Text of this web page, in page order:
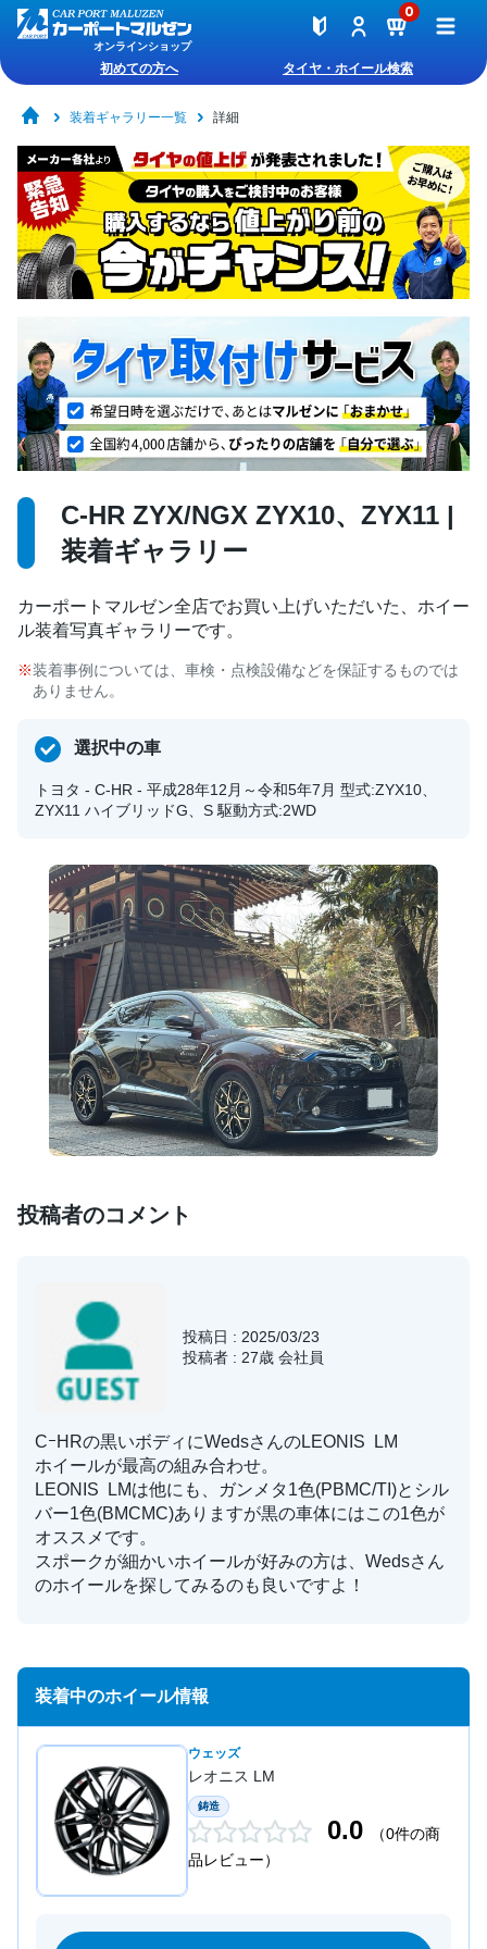
オンラインショップ
0
初めての方へ タイヤ・ホイール検索
装着ギャラリー一覧 詳細
C-HR ZYX/NGX ZYX10、ZYX11 |
装着ギャラリー
カーポートマルゼン全店でお買い上げいただいた、ホイー
ル装着写真ギャラリーです。
装着事例については、車検・点検設備などを保証するものでは
ありません。
選択中の車
トヨタ - C-HR - 平成28年12月～令和5年7月 型式:ZYX10、
ZYX11 ハイブリッドG、S 駆動方式:2WD
投稿者のコメント
投稿日 : 2025/03/23
投稿者 : 27歳 会社員
CｰHRの黒いボディにWedsさんのLEONIS LM
ホイールが最高の組み合わせ。
LEONIS LMは他にも、ガンメタ1色(PBMC/TI)とシル
バー1色(BMCMC)ありますが黒の車体にはこの1色が
オススメです。
スポークが細かいホイールが好みの方は、Wedsさん
のホイールを探してみるのも良いですよ！
装着中のホイール情報
ウェッズ
レオニス LM
鋳造
0.0
（0件の商
品レビュー）